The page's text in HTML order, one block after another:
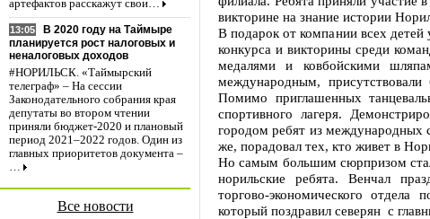
артефактов расскажут свои…
13:05
В 2020 году на Таймыре
планируется рост налоговых и
неналоговых доходов
#НОРИЛЬСК. «Таймырский
телеграф» – На сессии
Законодательного собрания края
депутаты во втором чтении
приняли бюджет-2020 и плановый
период 2021–2022 годов. Один из
главных приоритетов документа –
…
Все новости
викторине на знание истории
В подарок от компании всех
конкурса и викторины среди
медалями и ковбойскими
международным,
Помимо приглашенных
спортивного лагеря.
городом ребят из международных
же, порадовал тех, кто живет в
Но самым большим сюрпризом
норильские ребята. Венчал
торгово-экономического
который поздравил северян с